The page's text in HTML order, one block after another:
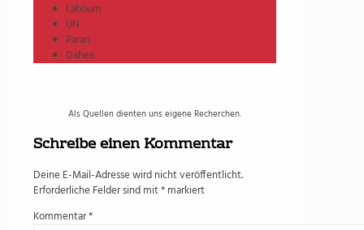
Laboum
UN
Paran
Dahee
Als Quellen dienten uns eigene Recherchen.
Schreibe einen Kommentar
Deine E-Mail-Adresse wird nicht veröffentlicht.
Erforderliche Felder sind mit*markiert
Kommentar*